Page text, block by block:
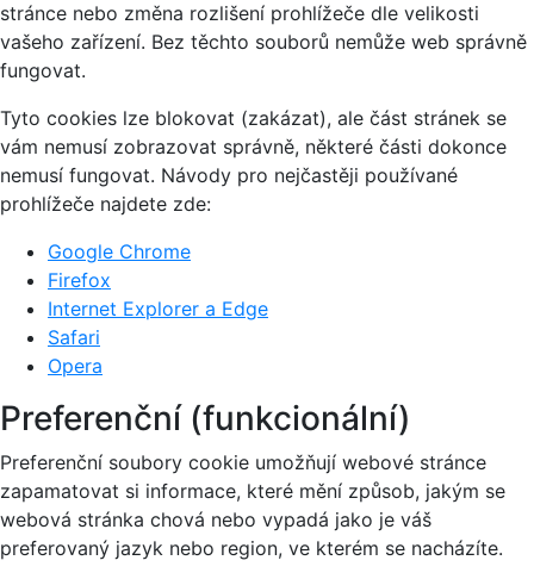
stránce nebo změna rozlišení prohlížeče dle velikosti
vašeho zařízení. Bez těchto souborů nemůže web správně
fungovat.
Tyto cookies lze blokovat (zakázat), ale část stránek se
vám nemusí zobrazovat správně, některé části dokonce
nemusí fungovat. Návody pro nejčastěji používané
prohlížeče najdete zde:
Google Chrome
Firefox
Internet Explorer a Edge
Safari
Opera
Preferenční (funkcionální)
Preferenční soubory cookie umožňují webové stránce
zapamatovat si informace, které mění způsob, jakým se
webová stránka chová nebo vypadá jako je váš
preferovaný jazyk nebo region, ve kterém se nacházíte.